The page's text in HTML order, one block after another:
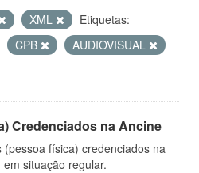
XML
Etiquetas:
CPB
AUDIOVISUAL
Credenciados na Ancine
física) credenciados na
situação regular.